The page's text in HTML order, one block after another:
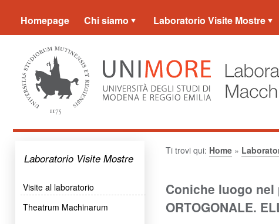
Homepage Chi siamo Laboratorio Visite Mostre
Laboratorio Visite Mostre
Visite al laboratorio
Theatrum Machinarum
Ti trovi qui: Home »
Coniche luogo nel
ORTOGONALE.